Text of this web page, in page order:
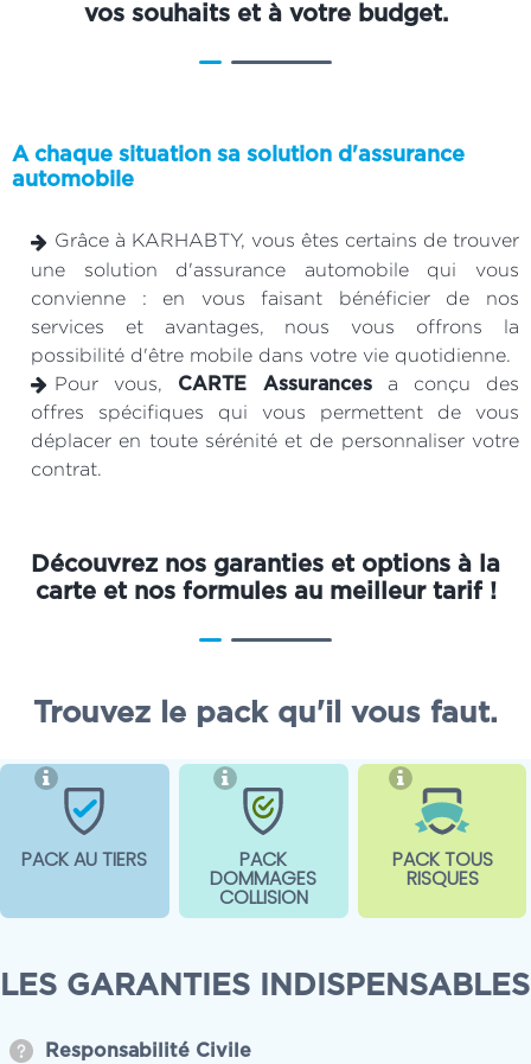
vos souhaits et à votre budget.
A chaque situation sa solution d'assurance
automobile
Grâce à KARHABTY, vous êtes certains de trouver
une solution d'assurance automobile qui vous
convienne : en vous faisant bénéficier de nos
services et avantages, nous vous offrons la
possibilité d'être mobile dans votre vie quotidienne.
Pour vous, CARTE Assurancesa conçu des
offres spécifiques qui vous permettent de vous
déplacer en toute sérénité et de personnaliser votre
contrat.
Découvrez nos garanties et options à la
carte et nos formules au meilleur tarif !
Trouvez le pack qu'il vous faut.
PACK AU TIERS PACK
DOMMAGES
COLLISION
PACK TOUS
RISQUES
LES GARANTIES INDISPENSABLES
Responsabilité Civile